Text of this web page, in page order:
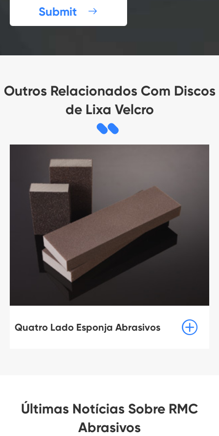
Submit 
Outros Relacionados Com Discos
de Lixa Velcro
Quatro Lado Esponja Abrasivos 
Últimas Notícias Sobre RMC
Abrasivos